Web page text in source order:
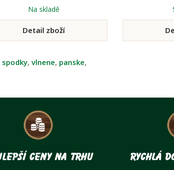
Na skladě
Detail zboží
spodky, vlnene, panske,
ceny na trhu Rychlá